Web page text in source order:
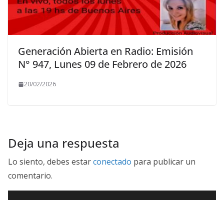
Generación Abierta en Radio: Emisión
N° 947, Lunes 09 de Febrero de 2026
20/02/2026
Deja una respuesta
Lo siento, debes estarconectado para publicar un
comentario.